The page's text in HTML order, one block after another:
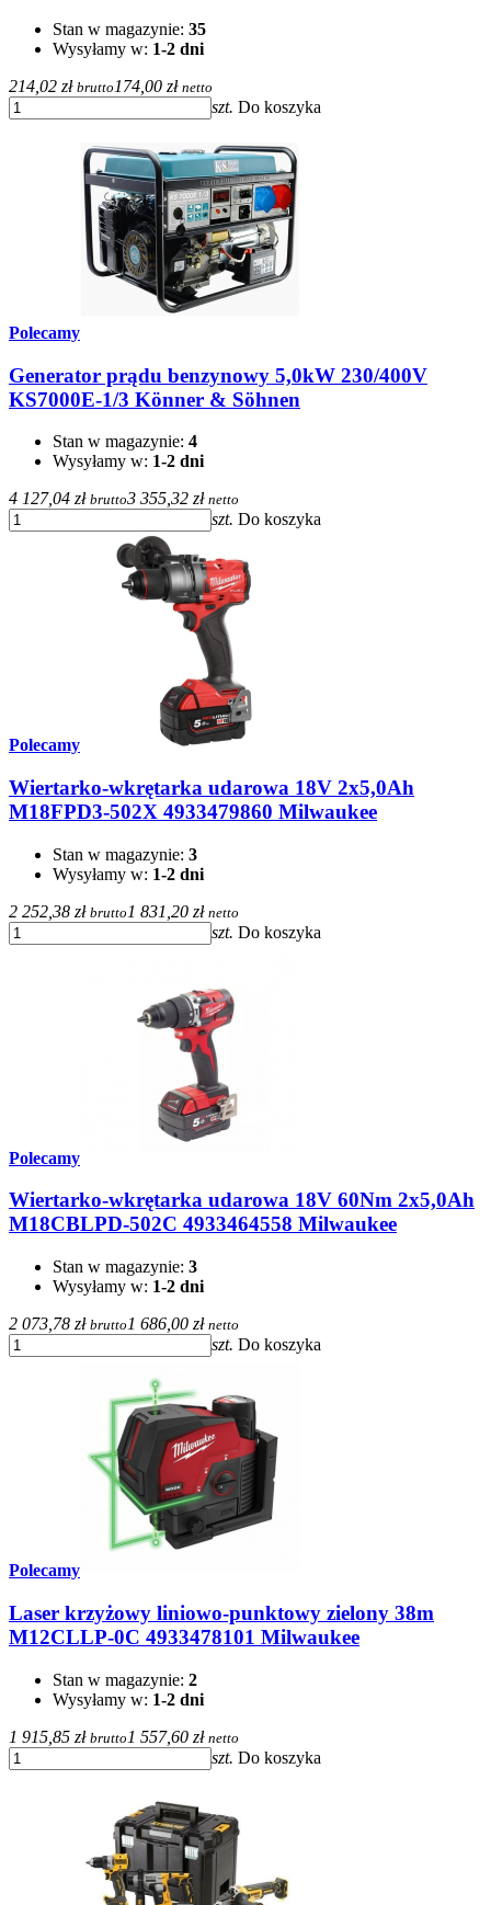
Stan w magazynie: 35
Wysyłamy w: 1-2 dni
214,02 zł brutto 174,00 zł netto
szt. Do koszyka
Polecamy
Generator prądu benzynowy 5,0kW 230/400V
KS7000E-1/3 Könner & Söhnen
Stan w magazynie: 4
Wysyłamy w: 1-2 dni
4 127,04 zł brutto3 355,32 zł netto
szt. Do koszyka
Polecamy
Wiertarko-wkrętarka udarowa 18V 2x5,0Ah
M18FPD3-502X 4933479860 Milwaukee
Stan w magazynie: 3
Wysyłamy w: 1-2 dni
2 252,38 zł brutto 1 831,20 zł netto
szt. Do koszyka
Polecamy
Wiertarko-wkrętarka udarowa 18V 60Nm 2x5,0Ah
M18CBLPD-502C 4933464558 Milwaukee
Stan w magazynie: 3
Wysyłamy w: 1-2 dni
2 073,78 zł brutto 1 686,00 zł netto
szt. Do koszyka
Polecamy
Laser krzyżowy liniowo-punktowy zielony 38m
M12CLLP-0C 4933478101 Milwaukee
Stan w magazynie: 2
Wysyłamy w: 1-2 dni
1 915,85 zł brutto 1 557,60 zł netto
szt. Do koszyka